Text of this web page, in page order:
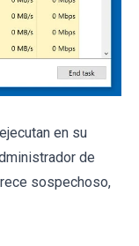
en su
de
sospechoso,